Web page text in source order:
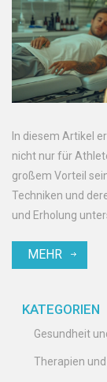
In diesem Artikel
nicht nur für
großem Vorteil
Techniken und
und Erholung
Routine
MEHR
KATEGORIEN
Gesundheit
Therapien